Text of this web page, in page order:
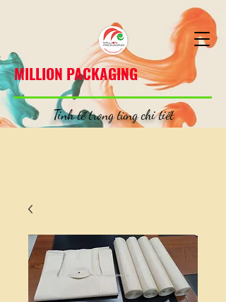
MILLION PACKAGING
Tinh tế trong từng chi tiết